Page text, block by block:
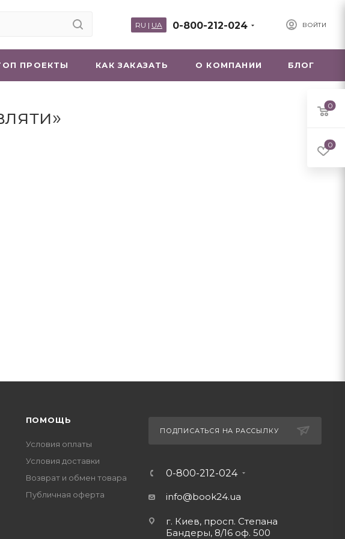
ВОЙТИ
0-800-212-024
RU | UA
ПРОЕКТЫ КАК ЗАКАЗАТЬ О КОМПАНИИ БЛОГ
ПОМОЩЬ
Условия оплаты
Условия доставки
Возврат и обмен товара
Публичная оферта
ПОДПИСАТЬСЯ НА РАССЫЛКУ
0-800-212-024
info@book24.ua
г. Киев, просп. Степана
Бандеры, 8/16 оф. 500
0
0